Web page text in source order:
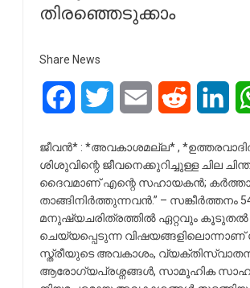
തിരഞ്ഞെടുക്കാം
Share News
FacebookTwitter Email Reddit
ജീവൻ* : *അവകാശമല്ല* ,
ശിശുവിന്റെ ജീവനെക്കുറിച്ചുള്ള ചില
ദൈവമാണ് എന്റെ സഹായകൻ;
താങ്ങിനിർത്തുന്നവൻ.” – സങ്കീർത്തനം
മനുഷ്യചരിത്രത്തിൽ ഏറ്റവും കൂടുതൽ
ചെയ്യപ്പെടുന്ന വിഷയങ്ങളിലൊന്നാണ്
സ്ത്രീയുടെ അവകാശം,
ആരോഗ്യപ്രശ്നങ്ങൾ, സാമൂഹിക